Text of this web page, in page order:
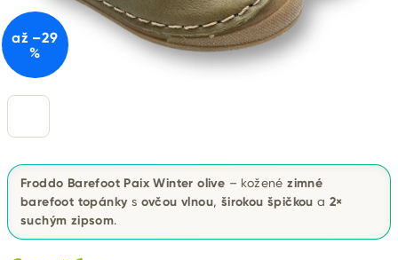
Froddo Barefoot Paix Winter olive – koženézimné
barefoot topánky s ovčou vlnou, širokou špičkou a2×
suchým zipsom.
až –29
%